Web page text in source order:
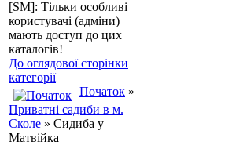
[SM]: Тільки особливі
користувачі (адміни)
мають доступ до цих
каталогів!
До оглядової сторінки
категорії
Початок »
Приватні садиби в м.
Сколе » Сидиба у
Матвійка